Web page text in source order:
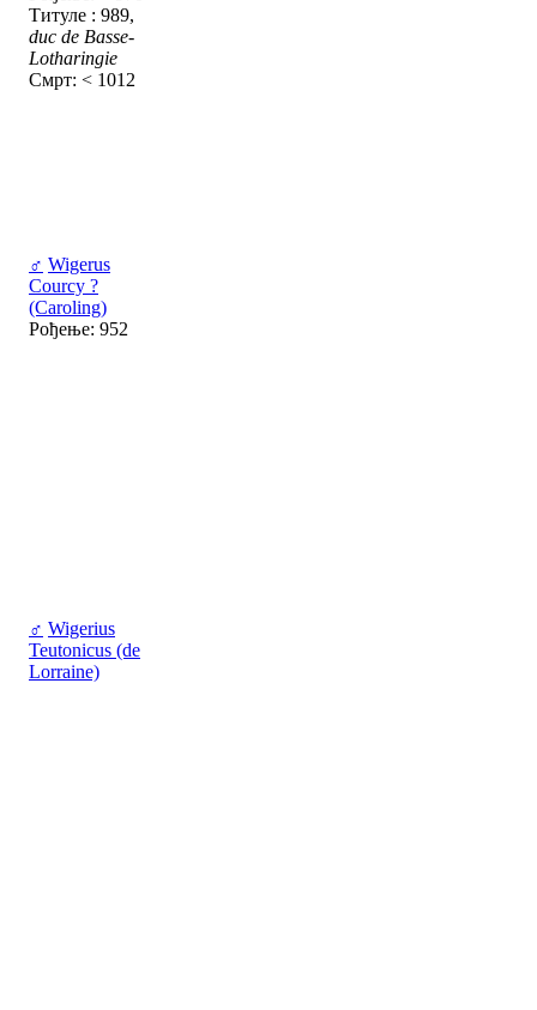
Титуле : 989,
duc de Basse-
Lotharingie
Смрт: < 1012
♂ Wigerus
Courcy ?
(Caroling)
Рођење: 952
♂ Wigerius
Teutonicus (de
Lorraine)